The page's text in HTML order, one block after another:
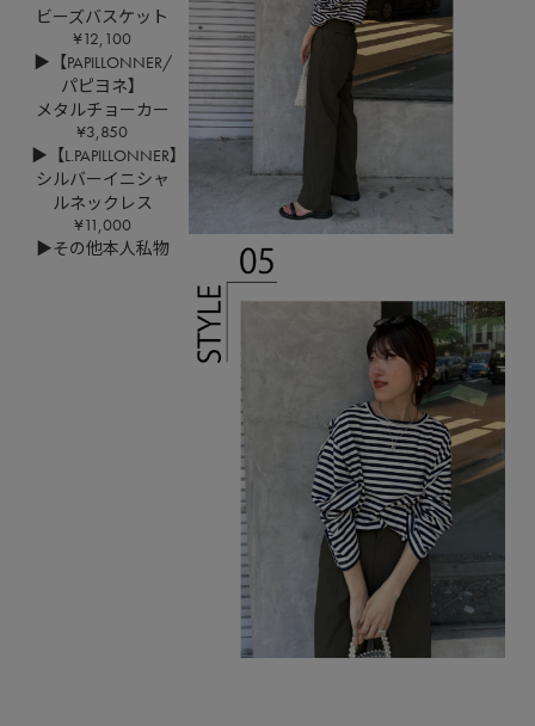
ビーズバスケット
¥12,100
▶【PAPILLONNER/
パピヨネ】
メタルチョーカー
¥3,850
▶【L.PAPILLONNER】
シルバーイニシャ
ルネックレス
¥11,000
▶その他本人私物